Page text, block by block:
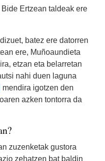
Ertzean taldeak ere
batez ere datorren
ere, Muñoaundieta
etzan eta belarretan
nahi duen laguna
mendira igotzen den
azken tontorra da
zuzenketak gustora
zehatzen bat baldin